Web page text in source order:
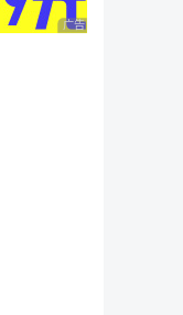
广告 商业广告，理性